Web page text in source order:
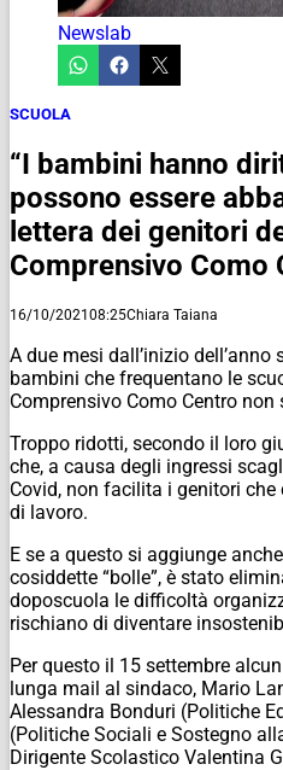
Newslab
SCUOLA
“I bambini hanno
possono essere
lettera dei genitori
Comprensivo Como
16/10/202108:25Chiara Taiana
A due mesi dall’inizio
bambini che frequentano le
Comprensivo Como Centro non
Troppo ridotti, secondo il loro
che, a causa degli ingressi
Covid, non facilita i genitori
di lavoro.
E se a questo si aggiunge
cosiddette “bolle”, è stato
doposcuola le difficoltà
rischiano di diventare
Per questo il 15 settembre
lunga mail al sindaco, Mario
Alessandra Bonduri (Politiche
(Politiche Sociali e Sostegno
Dirigente Scolastico Valentina